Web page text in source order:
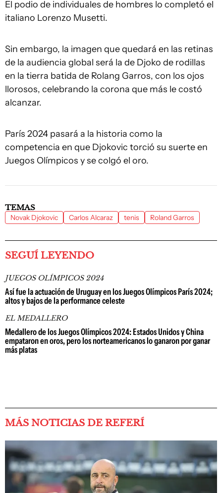
El podio de individuales de hombres lo completó el
italiano Lorenzo Musetti.
Sin embargo, la imagen que quedará en las retinas
de la audiencia global será la de Djoko de rodillas
en la tierra batida de Rolang Garros, con los ojos
llorosos, celebrando la corona que más le costó
alcanzar.
París 2024 pasará a la historia como la
competencia en que Djokovic torció su suerte en
Juegos Olímpicos y se colgó el oro.
TEMAS
Novak Djokovic Carlos Alcaraz tenis Roland Garros
SEGUÍ LEYENDO
JUEGOS OLÍMPICOS 2024
Así fue la actuación de Uruguay en los Juegos Olímpicos París 2024;
altos y bajos de la performance celeste
EL MEDALLERO
Medallero de los Juegos Olímpicos 2024: Estados Unidos y China
empataron en oros, pero los norteamericanos lo ganaron por ganar
más platas
MÁS NOTICIAS DE REFERÍ